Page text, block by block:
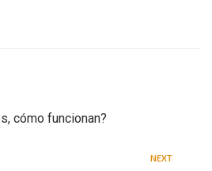
cómo funcionan?
NEXT